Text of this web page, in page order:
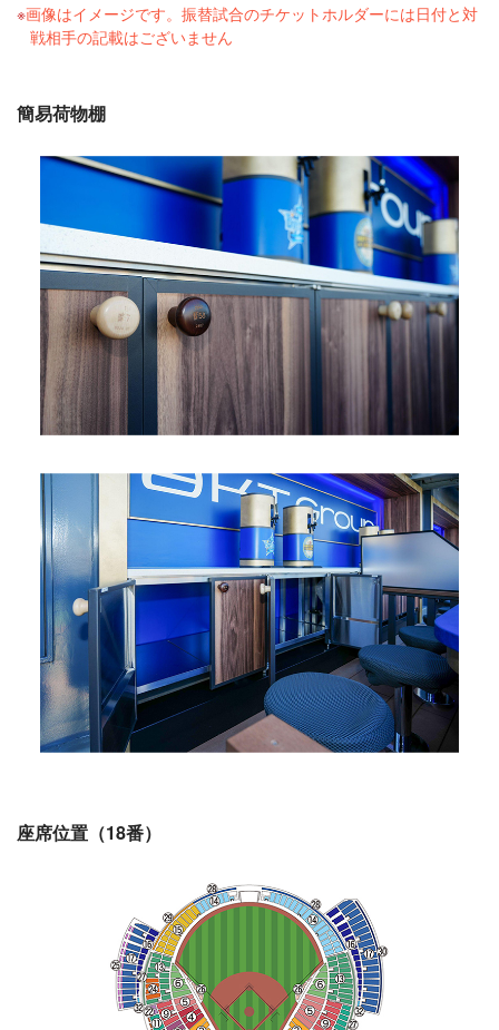
画像はイメージです。振替試合のチケットホルダーには日付と対
戦相手の記載はございません
簡易荷物棚
座席位置（18番）